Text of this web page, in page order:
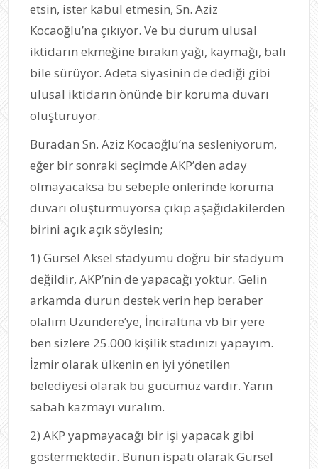
etsin, ister kabul etmesin, Sn. Aziz
Kocaoğlu’na çıkıyor. Ve bu durum ulusal
iktidarın ekmeğine bırakın yağı, kaymağı, balı
bile sürüyor. Adeta siyasinin de dediği gibi
ulusal iktidarın önünde bir koruma duvarı
oluşturuyor.
Buradan Sn. Aziz Kocaoğlu’na sesleniyorum,
eğer bir sonraki seçimde AKP’den aday
olmayacaksa bu sebeple önlerinde koruma
duvarı oluşturmuyorsa çıkıp aşağıdakilerden
birini açık açık söylesin;
1) Gürsel Aksel stadyumu doğru bir stadyum
değildir, AKP’nin de yapacağı yoktur. Gelin
arkamda durun destek verin hep beraber
olalım Uzundere’ye, İnciraltına vb bir yere
ben sizlere 25.000 kişilik stadınızı yapayım.
İzmir olarak ülkenin en iyi yönetilen
belediyesi olarak bu gücümüz vardır. Yarın
sabah kazmayı vuralım.
2) AKP yapmayacağı bir işi yapacak gibi
göstermektedir. Bunun ispatı olarak Gürsel